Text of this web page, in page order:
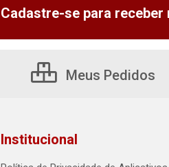
Cadastre-se para
Meus Pedidos
Institucional